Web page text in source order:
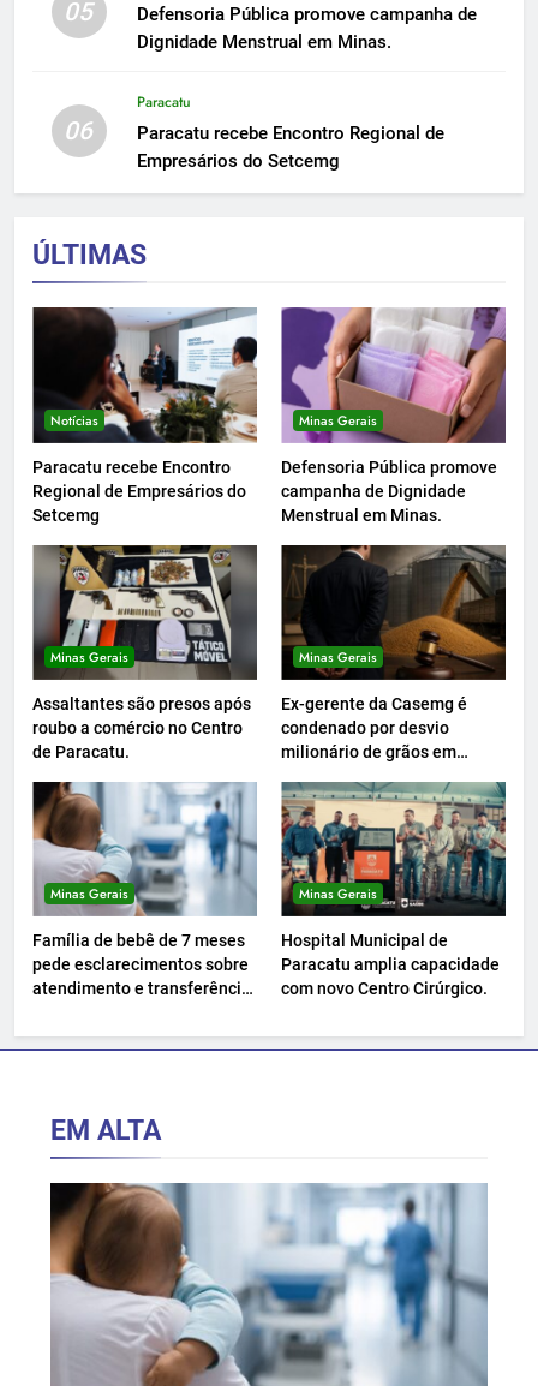
05
Defensoria Pública promove campanha de
Dignidade Menstrual em Minas.
06
Paracatu
Paracatu recebe Encontro Regional de
Empresários do Setcemg
ÚLTIMAS
Notícias
Paracatu recebe Encontro
Regional de Empresários do
Setcemg
Minas Gerais
Defensoria Pública promove
campanha de Dignidade
Menstrual em Minas.
Minas Gerais
Assaltantes são presos após
roubo a comércio no Centro
de Paracatu.
Minas Gerais
Ex-gerente da Casemg é
condenado por desvio
milionário de grãos em
Minas Gerais
Família de bebê de 7 meses
pede esclarecimentos sobre
atendimento e transferência
Minas Gerais
Hospital Municipal de
Paracatu amplia capacidade
com novo Centro Cirúrgico.
EM ALTA